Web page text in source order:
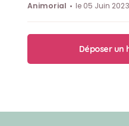
Animorial
le 05 Juin 2023
Déposer un